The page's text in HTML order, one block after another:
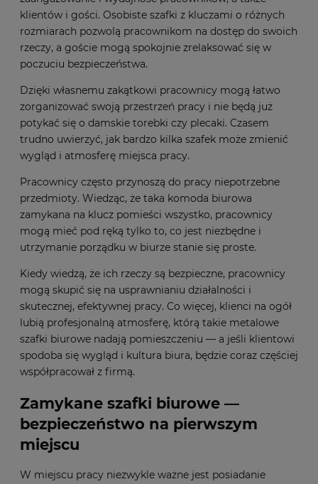
klientów i gości. Osobiste szafki z kluczami o różnych
rozmiarach pozwolą pracownikom na dostęp do swoich
rzeczy, a goście mogą spokojnie zrelaksować się w
poczuciu bezpieczeństwa.
Dzięki własnemu zakątkowi pracownicy mogą łatwo
zorganizować swoją przestrzeń pracy i nie będą już
potykać się o damskie torebki czy plecaki. Czasem
trudno uwierzyć, jak bardzo kilka szafek może zmienić
wygląd i atmosferę miejsca pracy.
Pracownicy często przynoszą do pracy niepotrzebne
przedmioty. Wiedząc, że taka komoda biurowa
zamykana na klucz pomieści wszystko, pracownicy
mogą mieć pod ręką tylko to, co jest niezbędne i
utrzymanie porządku w biurze stanie się proste.
Kiedy wiedzą, że ich rzeczy są bezpieczne, pracownicy
mogą skupić się na usprawnianiu działalności i
skutecznej, efektywnej pracy. Co więcej, klienci na ogół
lubią profesjonalną atmosferę, którą takie metalowe
szafki biurowe nadają pomieszczeniu — a jeśli klientowi
spodoba się wygląd i kultura biura, będzie coraz częściej
współpracował z firmą.
Zamykane szafki biurowe —
bezpieczeństwo na pierwszym
miejscu
W miejscu pracy niezwykle ważne jest posiadanie